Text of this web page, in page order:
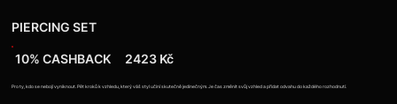
PIERCING SET
10% CASHBACK 2423 Kč
Pro ty, kdo se nebojí vyniknout. Pět kroků k vzhledu, který váš styl učiní skutečně jedinečným. Je čas změnit svůj vzhled a přidat odvahu do každého rozhodnutí.